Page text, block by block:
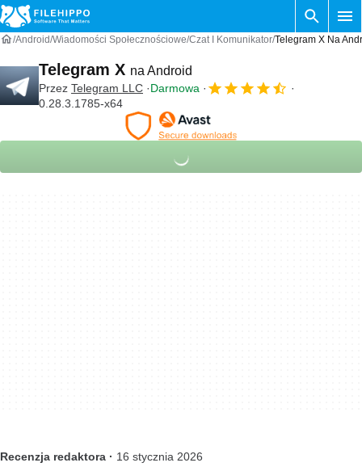
Android Wiadomości Społecznościowe Czat I Komunikator Telegram X Na
Telegram X na Android
Przez Telegram LLC
Darmowa
0.28.3.1785-x64
Recenzja redaktora · 16 stycznia 2026